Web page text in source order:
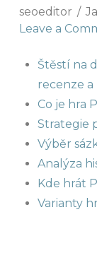
seoeditor
Leave a
Štěstí na
recenze a
Co je hra
Strategie
Výběr
Analýza
Kde hrát
Varianty